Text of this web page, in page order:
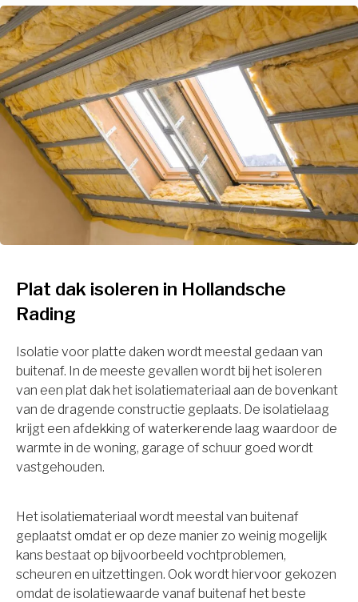
Plat dak isoleren in Hollandsche
Rading
Isolatie voor platte daken wordt meestal gedaan van
buitenaf. In de meeste gevallen wordt bij het isoleren
van een plat dak het isolatiemateriaal aan de bovenkant
van de dragende constructie geplaats. De isolatielaag
krijgt een afdekking of waterkerende laag waardoor de
warmte in de woning, garage of schuur goed wordt
vastgehouden.
Het isolatiemateriaal wordt meestal van buitenaf
geplaatst omdat er op deze manier zo weinig mogelijk
kans bestaat op bijvoorbeeld vochtproblemen,
scheuren en uitzettingen. Ook wordt hiervoor gekozen
omdat de isolatiewaarde vanaf buitenaf het beste